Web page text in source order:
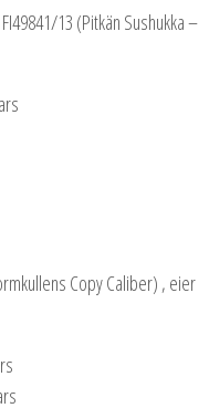
FI49841/13 (Pitkän Sushukka –
Copy Caliber) , eier